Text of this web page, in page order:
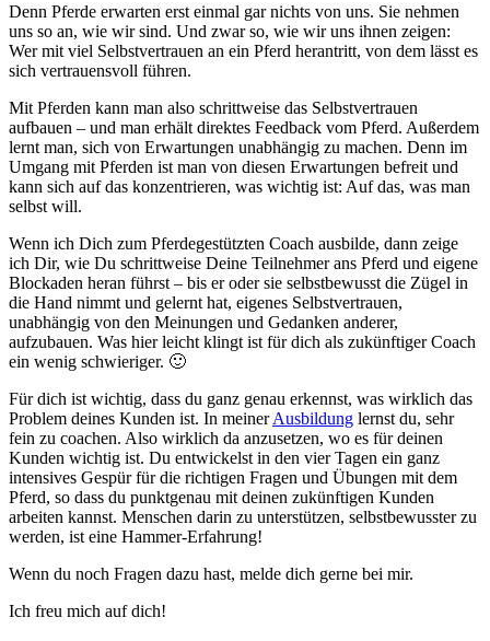
Denn Pferde erwarten erst einmal gar nichts von uns. Sie nehmen
uns so an, wie wir sind. Und zwar so, wie wir uns ihnen zeigen:
Wer mit viel Selbstvertrauen an ein Pferd herantritt, von dem lässt es
sich vertrauensvoll führen.
Mit Pferden kann man also schrittweise das Selbstvertrauen
aufbauen – und man erhält direktes Feedback vom Pferd. Außerdem
lernt man, sich von Erwartungen unabhängig zu machen. Denn im
Umgang mit Pferden ist man von diesen Erwartungen befreit und
kann sich auf das konzentrieren, was wichtig ist: Auf das, was man
selbst will.
Wenn ich Dich zum Pferdegestützten Coach ausbilde, dann zeige
ich Dir, wie Du schrittweise Deine Teilnehmer ans Pferd und eigene
Blockaden heran führst – bis er oder sie selbstbewusst die Zügel in
die Hand nimmt und gelernt hat, eigenes Selbstvertrauen,
unabhängig von den Meinungen und Gedanken anderer,
aufzubauen. Was hier leicht klingt ist für dich als zukünftiger Coach
ein wenig schwieriger. 🙂
Für dich ist wichtig, dass du ganz genau erkennst, was wirklich das
Problem deines Kunden ist. In meinerAusbildung lernst du, sehr
fein zu coachen. Also wirklich da anzusetzen, wo es für deinen
Kunden wichtig ist. Du entwickelst in den vier Tagen ein ganz
intensives Gespür für die richtigen Fragen und Übungen mit dem
Pferd, so dass du punktgenau mit deinen zukünftigen Kunden
arbeiten kannst. Menschen darin zu unterstützen, selbstbewusster zu
werden, ist eine Hammer-Erfahrung!
Wenn du noch Fragen dazu hast, melde dich gerne bei mir.
Ich freu mich auf dich!